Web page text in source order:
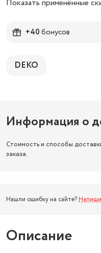
Показать применённые
+40бонусов
DEKO
Информация о
Стоимость и способы
заказа.
Нашли ошибку на сайте?
Описание